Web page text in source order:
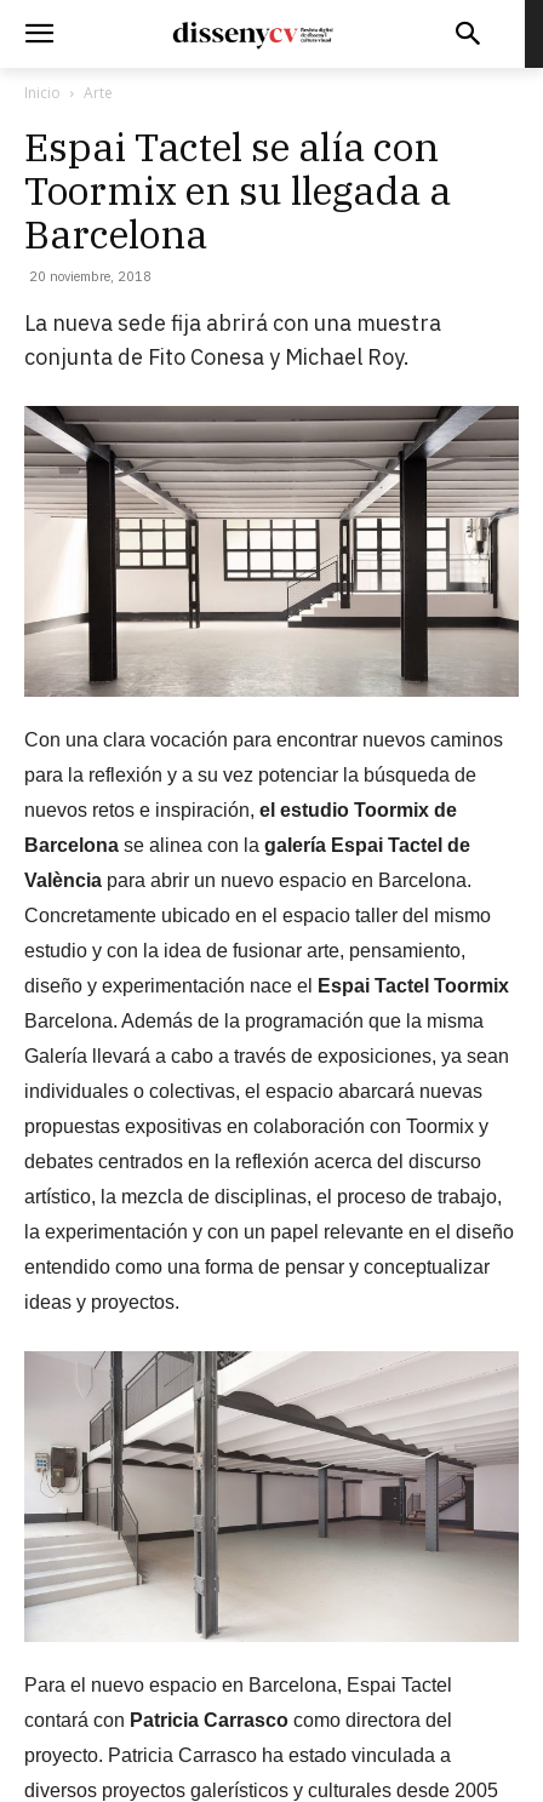
Inicio Arte
Espai Tactel se alía con
Toormix en su llegada a
Barcelona
20 noviembre, 2018
La nueva sede fija abrirá con una muestra
conjunta de Fito Conesa y Michael Roy.
Con una clara vocación para encontrar nuevos caminos
para la reflexión y a su vez potenciar la búsqueda de
nuevos retos e inspiración, el estudio Toormix de
Barcelona se alinea con la galería Espai Tactel de
València para abrir un nuevo espacio en Barcelona.
Concretamente ubicado en el espacio taller del mismo
estudio y con la idea de fusionar arte, pensamiento,
diseño y experimentación nace el
Espai Tactel Toormix
Barcelona. Además de la programación que la misma
Galería llevará a cabo a través de exposiciones, ya sean
individuales o colectivas, el espacio abarcará nuevas
propuestas expositivas en colaboración con Toormix y
debates centrados en la reflexión acerca del discurso
artístico, la mezcla de disciplinas, el proceso de trabajo,
la experimentación y con un papel relevante en el diseño
entendido como una forma de pensar y conceptualizar
ideas y proyectos.
Para el nuevo espacio en Barcelona, Espai Tactel
contará con Patricia Carrasco como directora del
proyecto. Patricia Carrasco ha estado vinculada a
diversos proyectos galerísticos y culturales desde 2005